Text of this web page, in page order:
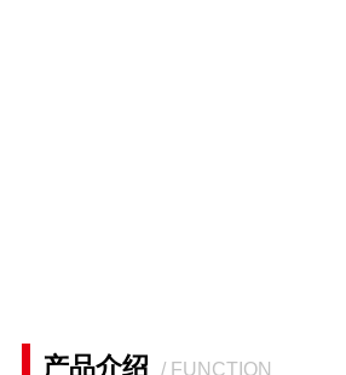
产品介绍 / FUNCTION